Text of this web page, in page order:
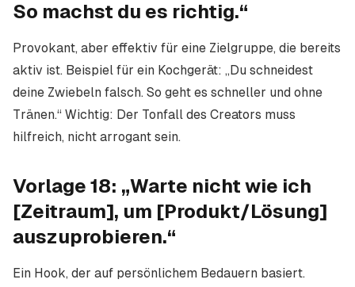
So machst du es richtig.“
Provokant, aber effektiv für eine Zielgruppe, die bereits
aktiv ist. Beispiel für ein Kochgerät: „Du schneidest
deine Zwiebeln falsch. So geht es schneller und ohne
Tränen.“ Wichtig: Der Tonfall des Creators muss
hilfreich, nicht arrogant sein.
Vorlage 18: „Warte nicht wie ich
[Zeitraum], um [Produkt/Lösung]
auszuprobieren.“
Ein Hook, der auf persönlichem Bedauern basiert.